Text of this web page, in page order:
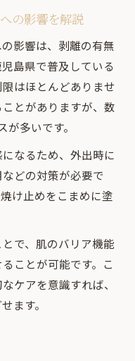
の影響を解説
影響は、剥離の有無
島県で普及している
はほとんどありませ
とがありますが、数
多いです。
なるため、外出時に
どの対策が必要で
け止めをこまめに塗
で、肌のバリア機能
ことが可能です。こ
ケアを意識すれば、
ます。